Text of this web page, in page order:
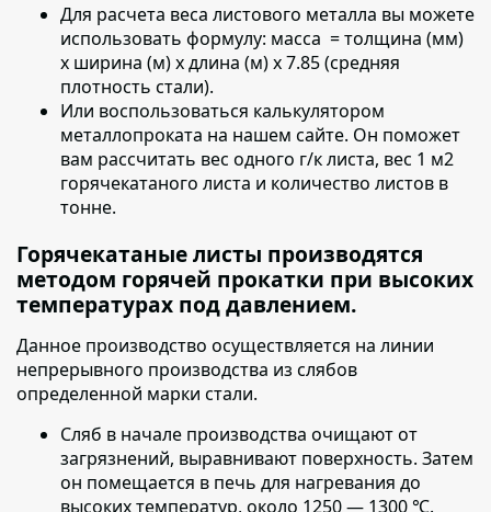
Для расчета веса листового металла вы можете
использовать формулу: масса = толщина (мм)
х ширина (м) х длина (м) х 7.85 (средняя
плотность стали).
Или воспользоваться калькулятором
металлопроката на нашем сайте. Он поможет
вам рассчитать вес одного г/к листа, вес 1 м2
горячекатаного листа и количество листов в
тонне.
Горячекатаные листы производятся
методом горячей прокатки при высоких
температурах под давлением.
Данное производство осуществляется на линии
непрерывного производства из слябов
определенной марки стали.
Сляб в начале производства очищают от
загрязнений, выравнивают поверхность. Затем
он помещается в печь для нагревания до
высоких температур, около 1250 — 1300 ℃.